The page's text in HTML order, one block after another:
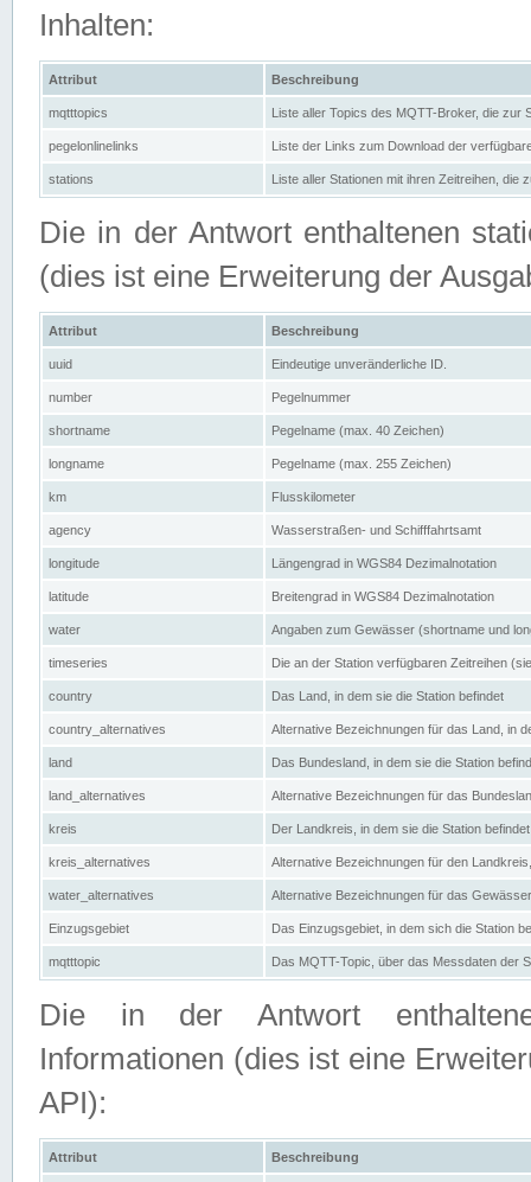
Inhalten:
Attribut Beschreibung
mqtttopics Liste aller Topics des MQTT-Broker, die zur
pegelonlinelinks Liste der Links zum Download der
stations Liste aller Stationen mit ihren Zeitreihen, die
Die in der Antwort enthaltenen
(dies ist eine Erweiterung der
Attribut Beschreibung
uuid Eindeutige unveränderliche ID.
number Pegelnummer
shortname Pegelname (max. 40 Zeichen)
longname Pegelname (max. 255 Zeichen)
km Flusskilometer
agency Wasserstraßen- und Schifffahrtsamt
longitude Längengrad in WGS84 Dezimalnotation
latitude Breitengrad in WGS84 Dezimalnotation
water Angaben zum Gewässer (shortname und
timeseries Die an der Station verfügbaren Zeitreihen
country Das Land, in dem sie die Station befindet
country_alternatives Alternative Bezeichnungen für das Land, in
land Das Bundesland, in dem sie die Station
land_alternatives Alternative Bezeichnungen für das
kreis Der Landkreis, in dem sie die Station befindet
kreis_alternatives Alternative Bezeichnungen für den
water_alternatives Alternative Bezeichnungen für das
Einzugsgebiet Das Einzugsgebiet, in dem sich die Station
mqtttopic Das MQTT-Topic, über das Messdaten der
Die in der Antwort
Informationen (dies ist eine
API):
Attribut Beschreibung